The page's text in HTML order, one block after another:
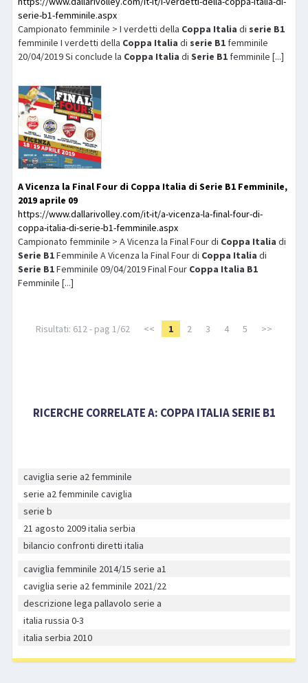
serie-b1-femminile.aspx
Campionato femminile > I verdetti della Coppa Italia di serie B1
femminile I verdetti della Coppa Italia di serie B1 femminile
20/04/2019 Si conclude la Coppa Italia diSerie B1 femminile [...]
A Vicenza la Final Four di Coppa Italia diSerie B1 Femminile,
2019 aprile 09
https://www.dallarivolley.com/it-it/a-vicenza-la-final-four-di-
coppa-italia-di-serie-b1-femminile.aspx
Campionato femminile > A Vicenza la Final Four di Coppa Italia di
Serie B1Femminile A Vicenza la Final Four di Coppa Italia di
Serie B1Femminile 09/04/2019 Final Four Coppa Italia B1
Femminile [...]
Risultati: 612 - pag 1/62 << 1 2 3 4 5 >>
RICERCHE CORRELATE A: COPPA ITALIA SERIE B1
caviglia serie a2 femminile
serie a2 femminile caviglia
serie b
21 agosto 2009 italia serbia
bilancio confronti diretti italia
caviglia femminile 2014/15 serie a1
caviglia serie a2 femminile 2021/22
descrizione lega pallavolo serie a
italia russia 0-3
italia serbia 2010